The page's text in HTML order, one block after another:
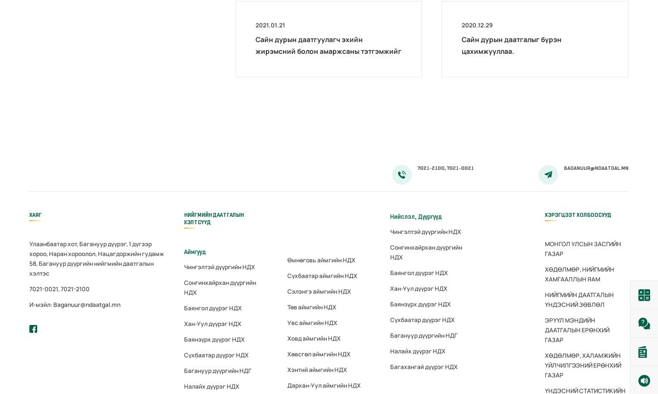
2021.01.21
Сайн дурын даатгуулагч эхийн
жирэмсний болон амаржсаны тэтгэмжийг
2020.12.29
Сайн дурын даатгалыг бүрэн
цахимжууллаа.
7021-2100, 7021-0021 BAGANUUR@NDAATGAL.MN
ХАЯГ
Улаанбаатар хот, Багануур дүүрэг, 1 дүгээр
хороо, Наран хороолол, Нацагдоржийн гудамж
58, Багануур дүүргийн нийгмийн даатгалын
хэлтэс
7021-0021, 7021-2100
И-мэйл: Baganuur@ndaatgal.mn
НИЙГМИЙН ДААТГАЛЫН
ХЭЛТСҮҮД
Аймгууд
Чингэлтэй дүүргийн НДХ
Сонгинхайрхан дүүргийн
НДХ
Баянгол дүүрэг НДХ
Хан-Уул дүүрэг НДХ
Баянзүрх дүүрэг НДХ
Сүхбаатар дүүрэг НДХ
Багануур дүүргийн НДГ
Налайх дүүрэг НДХ
Өмнөговь аймгийн НДХ
Сүхбаатар аймгийн НДХ
Сэлэнгэ аймгийн НДХ
Төв аймгийн НДХ
Увс аймгийн НДХ
Ховд аймгийн НДХ
Хөвсгөл аймгийн НДХ
Хэнтий аймгийн НДХ
Дархан-Уул аймгийн НДХ
Нийслэл, Дүүргүүд
Чингэлтэй дүүргийн НДХ
Сонгинхайрхан дүүргийн
НДХ
Баянгол дүүрэг НДХ
Хан-Уул дүүрэг НДХ
Баянзүрх дүүрэг НДХ
Сүхбаатар дүүрэг НДХ
Багануур дүүргийн НДГ
Налайх дүүрэг НДХ
Багахангай дүүрэг НДХ
ХЭРЭГЦЭЭТ ХОЛБООСУУД
МОНГОЛ УЛСЫН ЗАСГИЙН
ГАЗАР
ХӨДӨЛМӨР, НИЙГМИЙН
ХАМГААЛЛЫН ЯАМ
НИЙГМИЙН ДААТГАЛЫН
ҮНДЭСНИЙ ЗӨВЛӨЛ
ЭРҮҮЛ МЭНДИЙН
ДААТГАЛЫН ЕРӨНХИЙ
ГАЗАР
ХӨДӨЛМӨР, ХАЛАМЖИЙН
ҮЙЛЧИЛГЭЭНИЙ ЕРӨНХИЙ
ГАЗАР
ҮНДЭСНИЙ СТАТИСТИКИЙН